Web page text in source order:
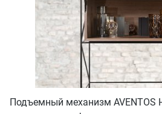
Подъемный механизм AVENTOS